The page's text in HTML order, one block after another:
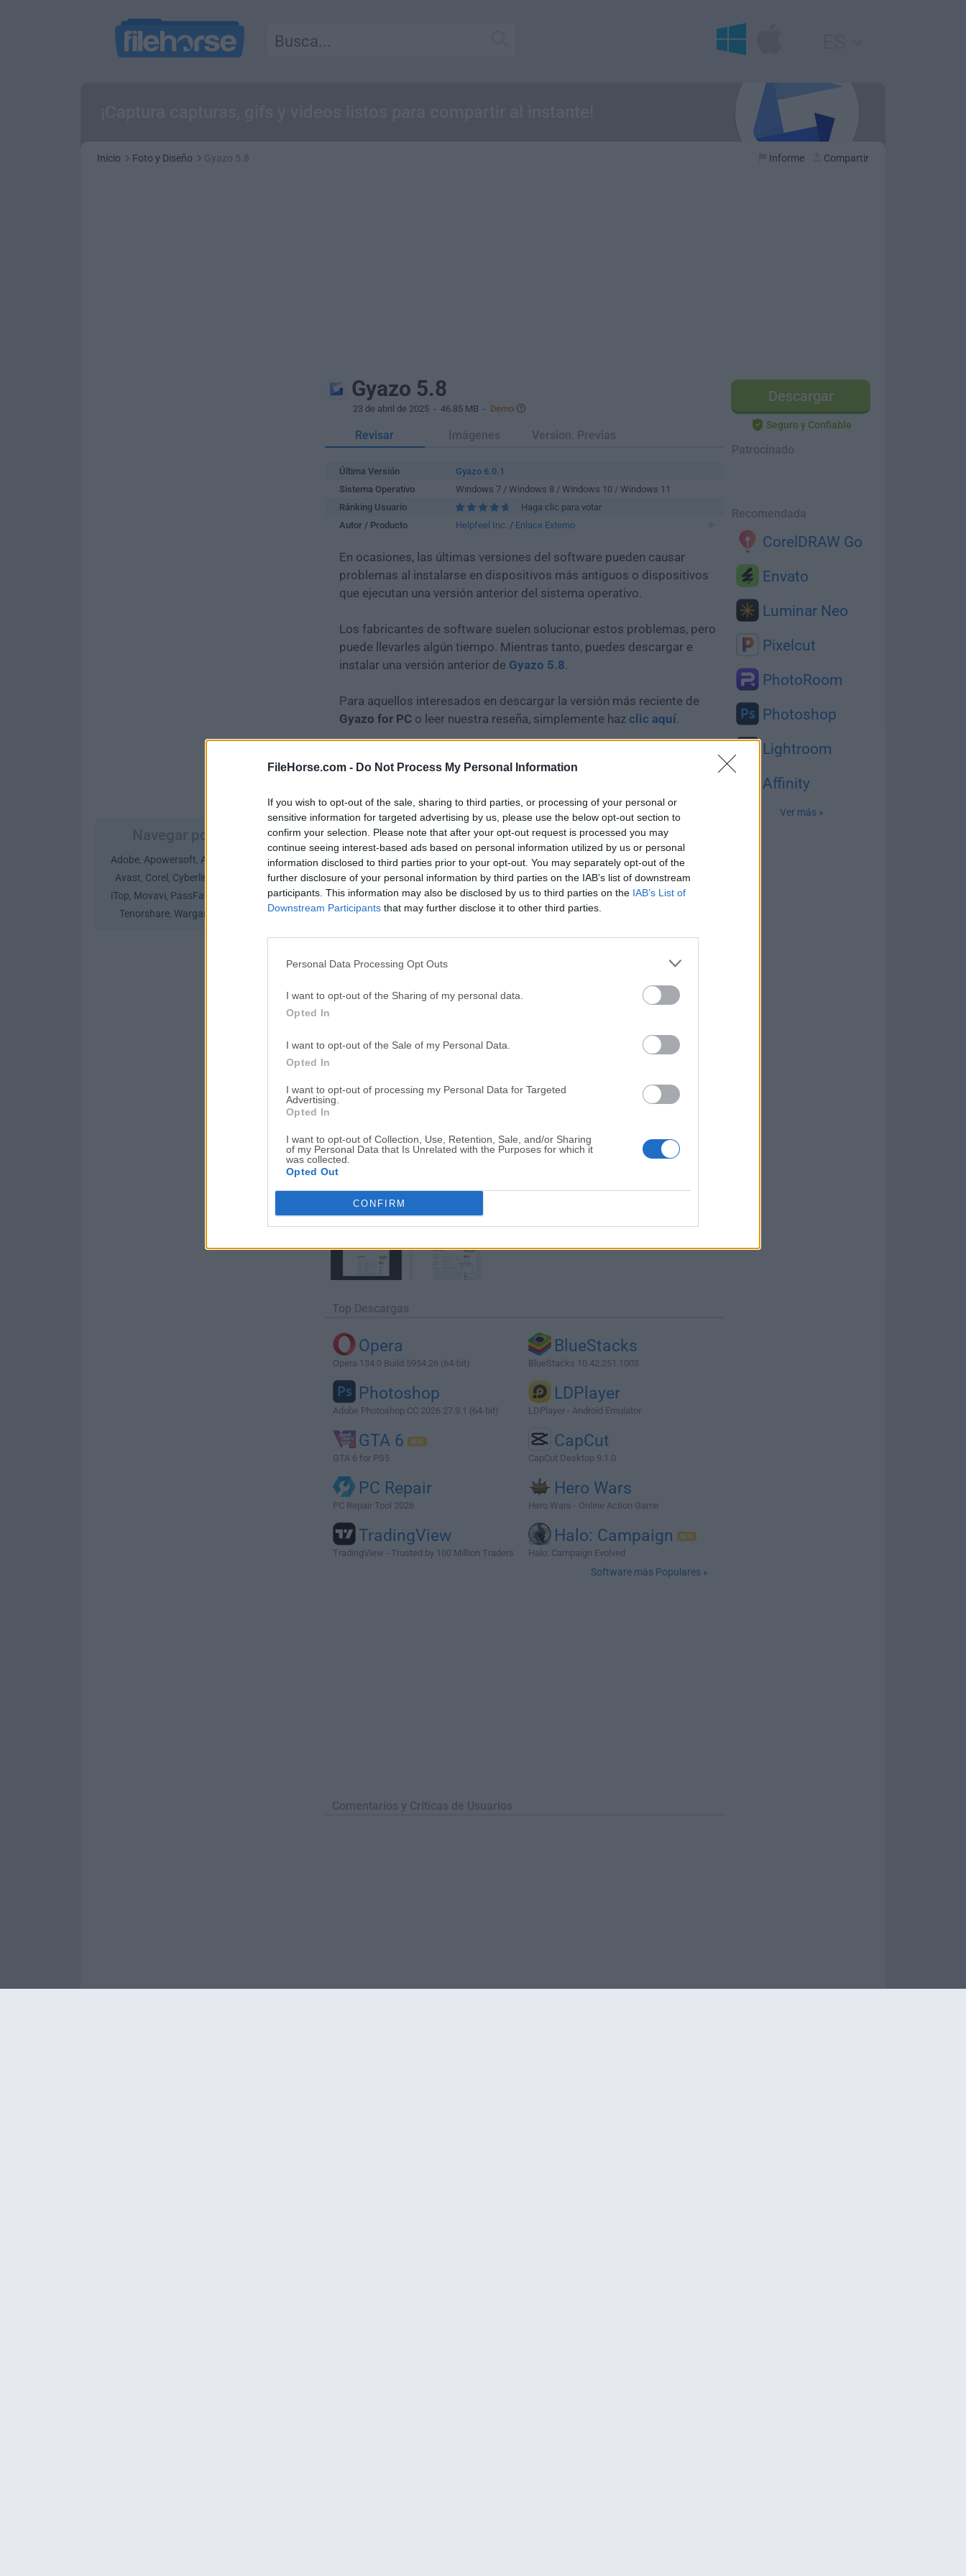
FileHorse.com - Do Not Process My Personal Information
If you wish to opt-out of the sale, sharing to third parties, or processing of your personal or
sensitive information for targeted advertising by us, please use the below opt-out section to
confirm your selection. Please note that after your opt-out request is processed you may
continue seeing interest-based ads based on personal information utilized by us or personal
information disclosed to third parties prior to your opt-out. You may separately opt-out of the
further disclosure of your personal information by third parties on the IAB’s list of downstream
participants. This information may also be disclosed by us to third parties on the IAB’s List of
Downstream Participants that may further disclose it to other third parties.
Personal Data Processing Opt Outs
I want to opt-out of the Sharing of my personal data.
Opted In
I want to opt-out of the Sale of my Personal Data.
Opted In
I want to opt-out of processing my Personal Data for Targeted
Advertising.
Opted In
I want to opt-out of Collection, Use, Retention, Sale, and/or Sharing
of my Personal Data that Is Unrelated with the Purposes for which it
was collected.
Opted Out
CONFIRM
Inicio Foto y Diseño Gyazo 5.8 Informe Compartir
Navegar por Empresa
Adobe, Apowersoft, Ashampoo Autodesk,
Avast, Corel , Cyberlink iMyFone,
iTop, Movavi, PassFab Stardock,
Tenorshare, Wargaming Wondershare
Descargar
Seguro y Confiable
Patrocinado
Recomendada
CorelDRAW Go
Envato
Luminar Neo
Pixelcut
PhotoRoom
Photoshop
Lightroom
Affinity
Ver más »
Gyazo 5.8
23 de abril de 2025 - 46.85 MB - Demo
Revisar Imágenes Version. Previas
Última Versión
Gyazo 6.0.1
Sistema Operativo
Windows 7 / Windows 8 / Windows 10 / Windows 11
Ránking Usuario
Haga clic para votar
Autor / Producto
Helpfeel Inc. / Enlace Externo
En ocasiones, las últimas versiones del software pueden causar
problemas al instalarse en dispositivos más antiguos o dispositivos
que ejecutan una versión anterior del sistema operativo.
Los fabricantes de software suelen solucionar estos problemas, pero
puede llevarles algún tiempo. Mientras tanto, puedes descargar e
instalar una versión anterior de Gyazo 5.8.
Para aquellos interesados en descargar la versión más reciente de
Gyazo for PC o leer nuestra reseña, simplemente haz clic aquí.
completamente libres de virus y están disponibles para su descarga
Nos encantaría saber de ti
Si tienes alguna pregunta o idea que desees compartir con nosotros,
dirígete a nuestrapágina de contactoy háznoslo saber. ¡Valoramos
tu opinión!
Descargar Gyazo 5.8
Más información
Imágenes
Top Descargas
Opera
Opera 134.0 Build 5954.26 (64-bit)
BlueStacks
BlueStacks 10.42.251.1003
Photoshop
Adobe Photoshop CC 2026 27.9.1 (64-bit)
LDPlayer
LDPlayer - Android Emulator
GTA 6
GTA 6 for PS5
CapCut
CapCut Desktop 9.1.0
PC Repair
PC Repair Tool 2026
Hero Wars
Hero Wars - Online Action Game
TradingView
TradingView - Trusted by 100 Million Traders
Halo: Campaign
Halo: Campaign Evolved
Software más Populares »
Comentarios y Críticas de Usuarios